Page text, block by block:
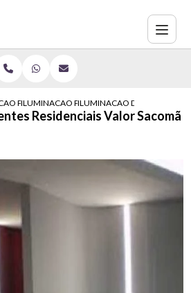
PARA CASAS
ILUMINACAO PARA FRENTE DE CASAS
ILUMINACAO DE AMBIENTES
Residenciais Valor Sacomã